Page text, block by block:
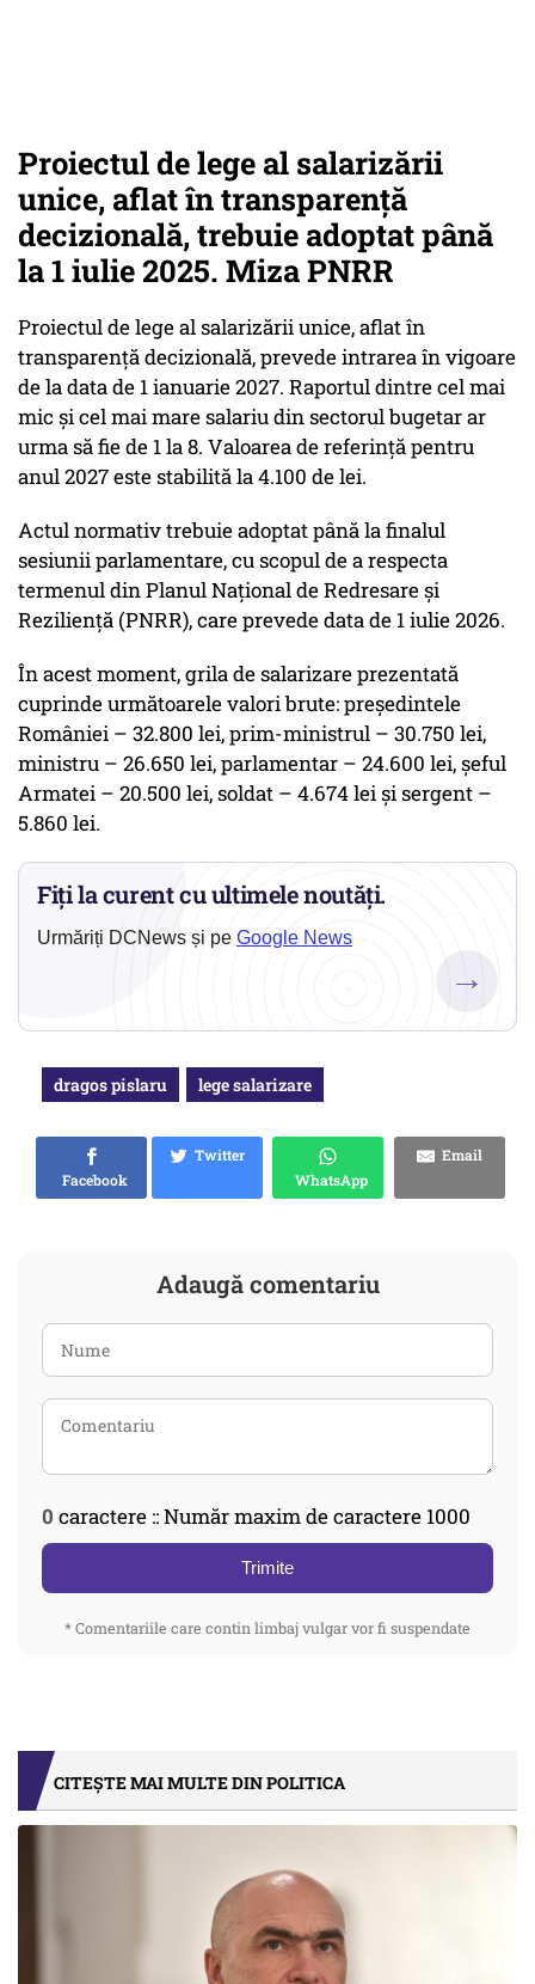
Proiectul de lege al salarizării
unice, aflat în transparență
decizională, trebuie adoptat până
la 1 iulie 2025. Miza PNRR
Proiectul de lege al salarizării unice, aflat în
transparență decizională, prevede intrarea în vigoare
de la data de 1 ianuarie 2027. Raportul dintre cel mai
mic și cel mai mare salariu din sectorul bugetar ar
urma să fie de 1 la 8. Valoarea de referință pentru
anul 2027 este stabilită la 4.100 de lei.
Actul normativ trebuie adoptat până la finalul
sesiunii parlamentare, cu scopul de a respecta
termenul din Planul Național de Redresare și
Reziliență (PNRR), care prevede data de 1 iulie 2026.
În acest moment, grila de salarizare prezentată
cuprinde următoarele valori brute: președintele
României – 32.800 lei, prim-ministrul – 30.750 lei,
ministru – 26.650 lei, parlamentar – 24.600 lei, șeful
Armatei – 20.500 lei, soldat – 4.674 lei și sergent –
5.860 lei.
Fiți la curent cu ultimele noutăți.
Urmăriți DCNews și pe Google News
→
dragos pislaru lege salarizare
Facebook
Twitter
WhatsApp
Email
Adaugă comentariu
0 caractere :: Număr maxim de caractere 1000
Trimite
* Comentariile care contin limbaj vulgar vor fi suspendate
CITEȘTE MAI MULTE DIN POLITICA